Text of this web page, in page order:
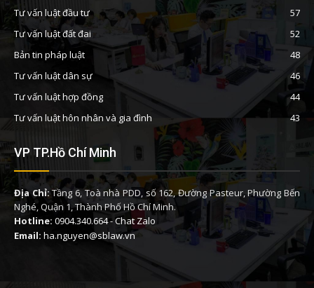
Tư vấn luật đầu tư
57
Tư vấn luật đất đai
52
Bản tin pháp luật
48
Tư vấn luật dân sự
46
Tư vấn luật hợp đồng
44
Tư vấn luật hôn nhân và gia đình
43
VP TP.Hồ Chí Minh
Địa Chỉ:Tầng 6, Toà nhà PDD, số 162, Đường Pasteur, Phường Bến
Nghé, Quận 1, Thành Phố Hồ Chí Minh.
Hotline: 0904.340.664-Chat Zalo
Email: ha.nguyen@sblaw.vn